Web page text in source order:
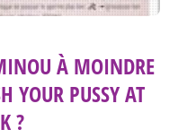
À MOINDRE
YOUR PUSSY AT
?